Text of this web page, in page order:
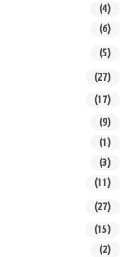
(4)
(6)
(5)
(27)
(17)
(9)
(1)
(3)
(11)
(27)
(15)
(2)